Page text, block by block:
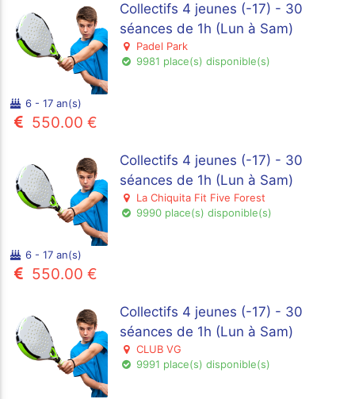
Collectifs 4 jeunes (-17) - 30
séances de 1h (Lun à Sam)
Padel Park
9981 place(s) disponible(s)
6 - 17 an(s)
550.00 €
Collectifs 4 jeunes (-17) - 30
séances de 1h (Lun à Sam)
La Chiquita Fit Five Forest
9990 place(s) disponible(s)
6 - 17 an(s)
550.00 €
Collectifs 4 jeunes (-17) - 30
séances de 1h (Lun à Sam)
CLUB VG
9991 place(s) disponible(s)